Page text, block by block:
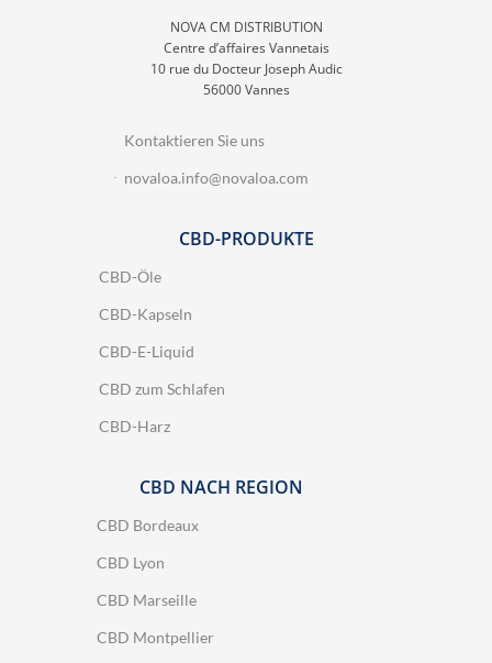
NOVA CM DISTRIBUTION
Centre d’affaires Vannetais
10 rue du Docteur Joseph Audic
56000 Vannes
Kontaktieren Sie uns
novaloa.info@novaloa.com
CBD-PRODUKTE
CBD-Öle
CBD-Kapseln
CBD-E-Liquid
CBD zum Schlafen
CBD-Harz
CBD NACH REGION
CBD Bordeaux
CBD Lyon
CBD Marseille
CBD Montpellier